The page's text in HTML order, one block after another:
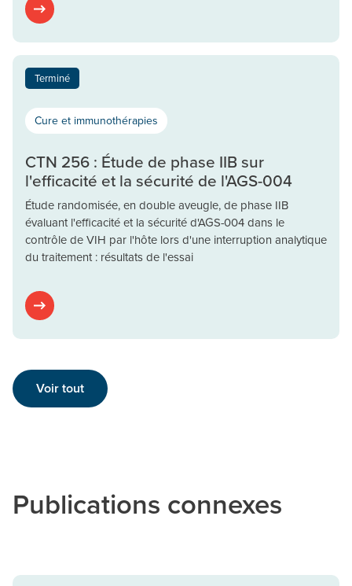
Terminé
Cure et immunothérapies
CTN 256 : Étude de phase IIB sur
l'efficacité et la sécurité de l'AGS-004
Étude randomisée, en double aveugle, de phase IIB
évaluant l'efficacité et la sécurité d'AGS-004 dans le
contrôle de VIH par l'hôte lors d'une interruption analytique
du traitement : résultats de l'essai
Voir tout
Publications connexes